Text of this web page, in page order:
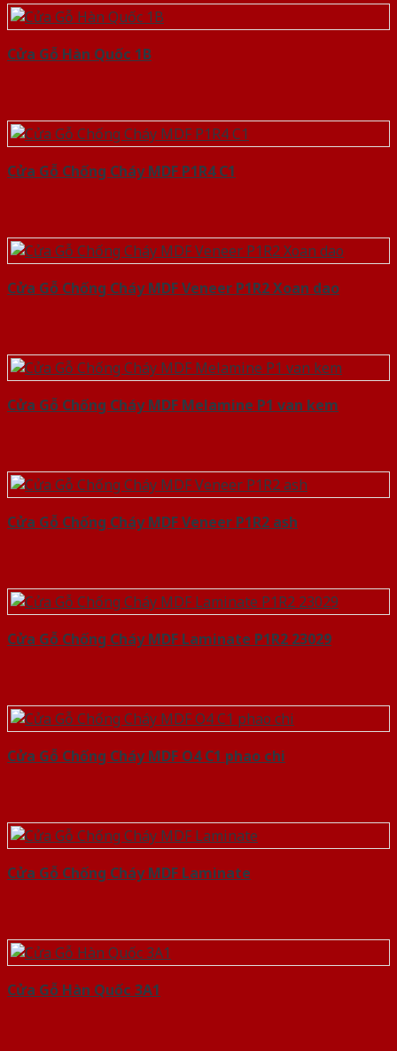
Cửa Gỗ Hàn Quốc 1B
Cửa Gỗ Chống Cháy MDF P1R4 C1
Cửa Gỗ Chống Cháy MDF Veneer P1R2 Xoan dao
Cửa Gỗ Chống Cháy MDF Melamine P1 van kem
Cửa Gỗ Chống Cháy MDF Veneer P1R2 ash
Cửa Gỗ Chống Cháy MDF Laminate P1R2 23029
Cửa Gỗ Chống Cháy MDF O4 C1 phao chi
Cửa Gỗ Chống Cháy MDF Laminate
Cửa Gỗ Hàn Quốc 3A1